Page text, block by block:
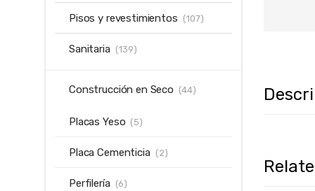
Pisos y revestimientos (107)
Sanitaria (139)
Construcción en Seco (44)
Placas Yeso (5)
Placa Cementicia (2)
Perfilería (6)